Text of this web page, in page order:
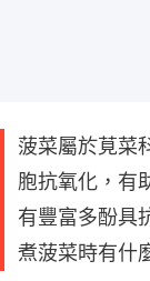
菠菜屬於莧菜
胞抗氧化，有
有豐富多酚具
煮菠菜時有什